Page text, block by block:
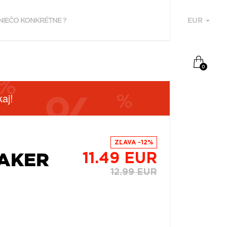
ZĽAVA -12%
11.49 EUR
12.99 EUR
EUR
0